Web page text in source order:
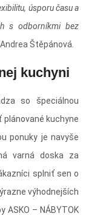
úsporu času a
s odborníkmi bez
Štěpánová.
kuchyni
so špeciálnou
kuchyne
ponuky je navyše
varná doska za
splniť sen o
výhodnejších
ASKO – NÁBYTOK